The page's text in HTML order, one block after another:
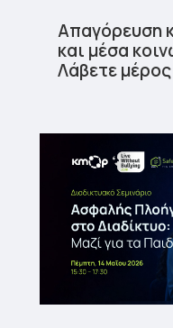
Απαγόρευση
και μέσα
Λάβετε